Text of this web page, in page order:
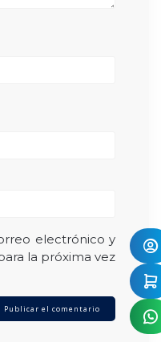
electrónico y
la próxima vez